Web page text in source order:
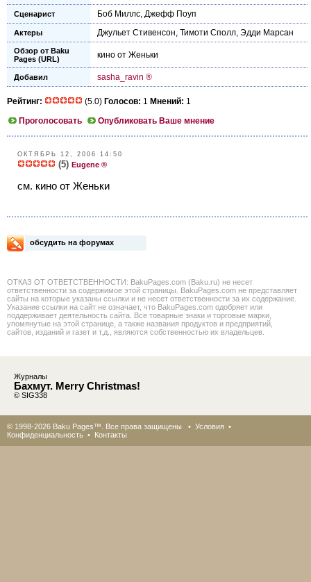
Сценарист Боб Миллс, Джефф Поуп
Актеры Джульет Стивенсон, Тимоти Сполл, Эдди Марсан
Обзор от Baku
Pages (URL)
кино от Женьки
Добавил sasha_ravin ®
Рейтинг: (5.0) Голосов: 1 Мнений: 1
Проголосовать
Опубликовать Ваше мнение
ОКТЯБРЬ 12, 2006 14:50
(5) Eugene ®
см. кино от Женьки
обсудить на форумах
ОТКАЗ ОТ ОТВЕТСТВЕННОСТИ: BakuPages.com (Baku.ru) не несет
ответственности за содержимое этой страницы. BakuPages.com не представляет
сайты на которые указаны ссылки и не несет ответственности за их содержание.
Указание ссылки на сайт не означает, что BakuPages.com одобряет или
поддерживает деятельность сайта. Все товарные знаки и торговые марки,
упомянутые на этой странице, а также названия продуктов и предприятий,
сайтов, изданий и газет и т.д., являются собственностью их владельцев.
Журналы
Бахмут. Merry Christmas!
© SIG338
© 1998-2026 Baku Pages™. Все права защищены • Условия •
Конфиденциальность • Контакты